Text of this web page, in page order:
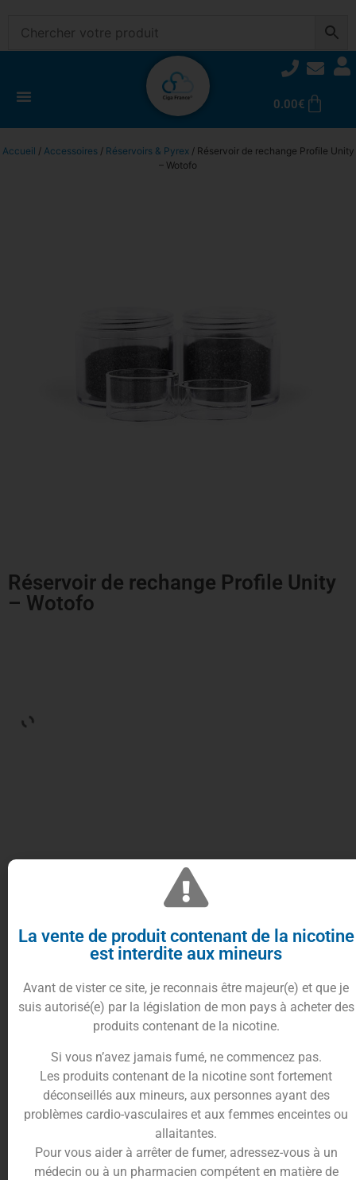
0.00€
Accueil / Accessoires/ Réservoirs & Pyrex/ Réservoir de rechange Profile Unity
– Wotofo
Réservoir de rechange Profile Unity
– Wotofo
Réservoirs de rechange en Pyrex pour votre atomiseur
Profile Unity de Wotofo. Contenance de 3.5ml et 5ml.
Matière : Pyrex
Contenance : 3.5ml et 5ml
2.90€
La vente de produit contenant de la nicotine
est interdite aux mineurs
Avant de vister ce site, je reconnais être majeur(e) et que je
suis autorisé(e) par la législation de mon pays à acheter des
produits contenant de la nicotine.
Si vous n’avez jamais fumé, ne commencez pas.
Les produits contenant de la nicotine sont fortement
déconseillés aux mineurs, aux personnes ayant des
problèmes cardio-vasculaires et aux femmes enceintes ou
allaitantes.
Pour vous aider à arrêter de fumer, adressez-vous à un
médecin ou à un pharmacien compétent en matière de